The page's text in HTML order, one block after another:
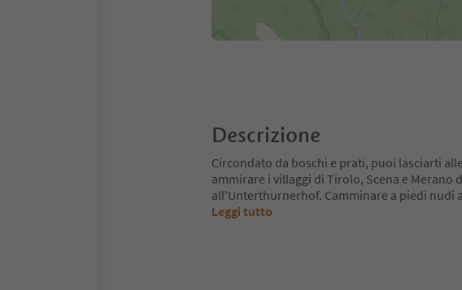
Descrizione
Circondato da boschi e prati, puoi lasciarti
ammirare i villaggi di Tirolo, Scena e Merano
all'Unterthurnerhof. Camminare a piedi nudi
Leggi tutto